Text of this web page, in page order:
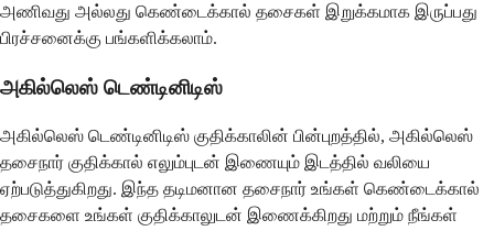
அணிவது அல்லது கெண்டைக்கால் தசைகள் இறுக்கமாக இருப்பது
பிரச்சனைக்கு பங்களிக்கலாம்.
அகில்லெஸ் டெண்டினிடிஸ்
அகில்லெஸ் டெண்டினிடிஸ் குதிக்காலின் பின்புறத்தில், அகில்லெஸ்
தசைநார் குதிக்கால் எலும்புடன் இணையும் இடத்தில் வலியை
ஏற்படுத்துகிறது. இந்த தடிமனான தசைநார் உங்கள் கெண்டைக்கால்
தசைகளை உங்கள் குதிக்காலுடன் இணைக்கிறது மற்றும் நீங்கள்